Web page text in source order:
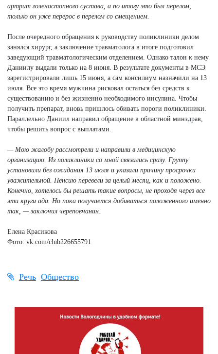
артрит голеностопного сустава, а по итогу это был перелом,
только он уже перерос в перелом со смещением.
После очередного обращения к руководству поликлиники делом
занялся хирург, а заключение травматолога в итоге подготовил
заведующий травматологическим отделением. Однако талон к нему
Даниилу выдали только на 8 июня. В результате документы в МСЭ
зарегистрировали лишь 15 июня, а сам консилиум назначили на 13
июля. Все это время мужчина рисковал остаться без средств к
существованию и без жизненно необходимого инсулина. Чтобы
получить препарат, вновь пришлось обивать пороги поликлиники.
Параллельно Даниил направил обращение в областной минздрав,
чтобы решить вопрос с выплатами.
— Мою жалобу рассмотрели и направили в медицинскую
организацию. Из поликлиники со мной связались сразу. Группу
установили без ожидания 13 июля и указали причину просрочки
уважительной. Пенсию перевели за целый месяц, как и положено.
Конечно, хотелось бы решать такие вопросы, не проходя через все
эти круги ада. Но пока получается добиваться положенного именно
так, — заключил череповчанин.
Елена Красикова
Фото: vk.com/club226655791
Речь Общество